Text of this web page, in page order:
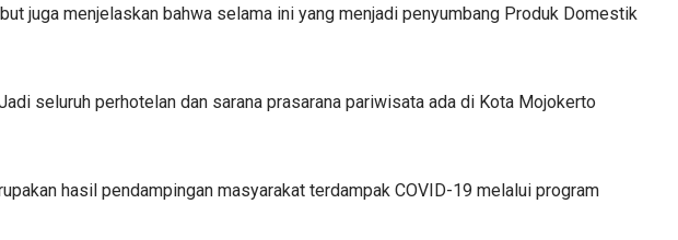
juga menjelaskan bahwa selama ini yang menjadi penyumbang Produk Domestik
seluruh perhotelan dan sarana prasarana pariwisata ada di Kota Mojokerto
hasil pendampingan masyarakat terdampak COVID-19 melalui program